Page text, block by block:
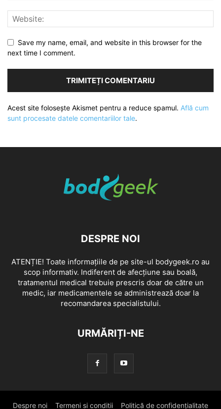
Save my name, email, and website in this browser for the
next time I comment.
Acest site folosește Akismet pentru a reduce spamul. Află cum
sunt procesate datele comentariilor tale.
DESPRE NOI
ATENȚIE! Toate informațiile de pe site-ul bodygeek.ro au
scop informativ. Indiferent de afecțiune sau boală,
tratamentul medical trebuie prescris doar de către un
medic, iar medicamentele se administrează doar la
recomandarea specialistului.
URMĂRIȚI-NE
Despre noi Termeni si conditii Politică de confidențialitate